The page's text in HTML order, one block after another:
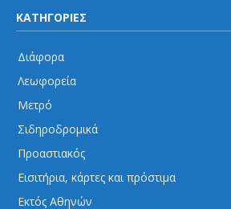
ΚΑΤΗΓΟΡΙΕΣ
Διάφορα
Λεωφορεία
Μετρό
Σιδηροδρομικά
Προαστιακός
Εισιτήρια, κάρτες και πρόστιμα
Εκτός Αθηνών